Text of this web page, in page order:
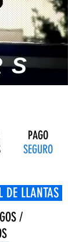
PAGO
SEGURO
LLANTAS
/